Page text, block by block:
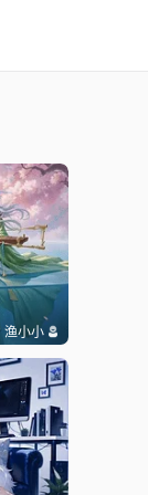
渔小小